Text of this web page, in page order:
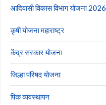
आदिवासी विकास विभाग योजना 2026
कृषी योजना महाराष्ट्र
केंद्र सरकार योजना
जिल्हा परिषद योजना
पिक व्यवस्थापन